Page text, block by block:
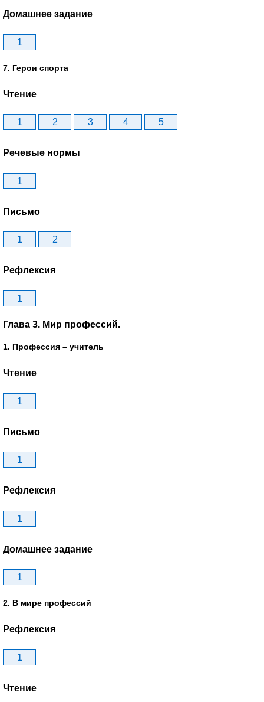
Домашнее задание
1
7. Герои спорта
Чтение
1 2 3 4 5
Речевые нормы
1
Письмо
1 2
Рефлексия
1
Глава 3. Мир профессий.
1. Профессия – учитель
Чтение
1
Письмо
1
Рефлексия
1
Домашнее задание
1
2. В мире профессий
Рефлексия
1
Чтение